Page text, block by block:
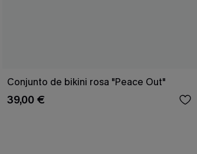
Conjunto de bikini rosa "Peace Out"
39,00 €